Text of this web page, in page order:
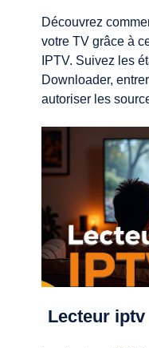
Découvrez
votre TV grâce à
IPTV. Suivez les
Downloader,
autoriser les
Lecteur iptv